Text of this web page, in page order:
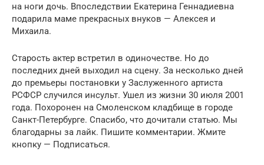
на ноги дочь. Впоследствии Екатерина Геннадиевна
подарила маме прекрасных внуков — Алексея и
Михаила.
Старость актер встретил в одиночестве. Но до
последних дней выходил на сцену. За несколько дней
до премьеры постановки у Заслуженного артиста
РСФСР случился инсульт. Ушел из жизни 30 июля 2001
года. Похоронен на Смоленском кладбище в городе
Санкт-Петербурге. Спасибо, что дочитали статью. Мы
благодарны за лайк. Пишите комментарии. Жмите
кнопку — Подписаться.